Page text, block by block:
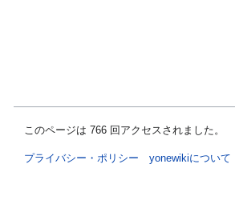
このページは 766 回アクセスされました。
プライバシー・ポリシー yonewikiについて